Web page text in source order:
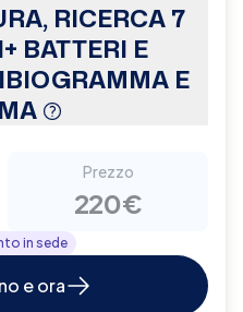
RICERCA 7
BATTERI E
E
Prezzo
220€
in sede
e ora